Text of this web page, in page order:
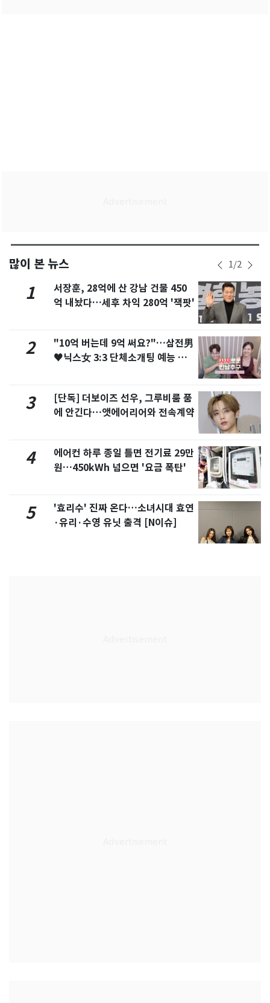
많이 본 뉴스 1/2
1
서장훈, 28억에 산 강남 건물 450
억 내놨다…세후 차익 280억 '잭팟'
2
"10억 버는데 9억 써요?"…삼전男
♥닉스女 3:3 단체소개팅 예능 화
3
[단독] 더보이즈 선우, 그루비룸 품
에 안긴다…앳에어리어와 전속계약
4
에어컨 하루 종일 틀면 전기료 29만
원…450kWh 넘으면 '요금 폭탄'
5
'효리수' 진짜 온다…소녀시대 효연
·유리·수영 유닛 출격 [N이슈]